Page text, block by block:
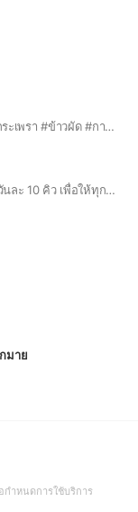
#โจ๊ก #ต้มเลือดหมู #ก๋วยจั๊บญวณ #ผัดกระเพรา #ข้าวผัด #กาแฟโบราณ
🍴 GYU HOME STEAK เปิดรับออเดอร์วันละ 10 คิว เพื่อให้ทุกจานทำสดใหม่ตามออเดอร์ เมื่อครบจำนวนจะปิดรับของวันนั้น ขอบคุณลูกค้าทุกท่านที่เข้าใจครับ ❤️
มาย
กำหนดการใช้บริการ(Open